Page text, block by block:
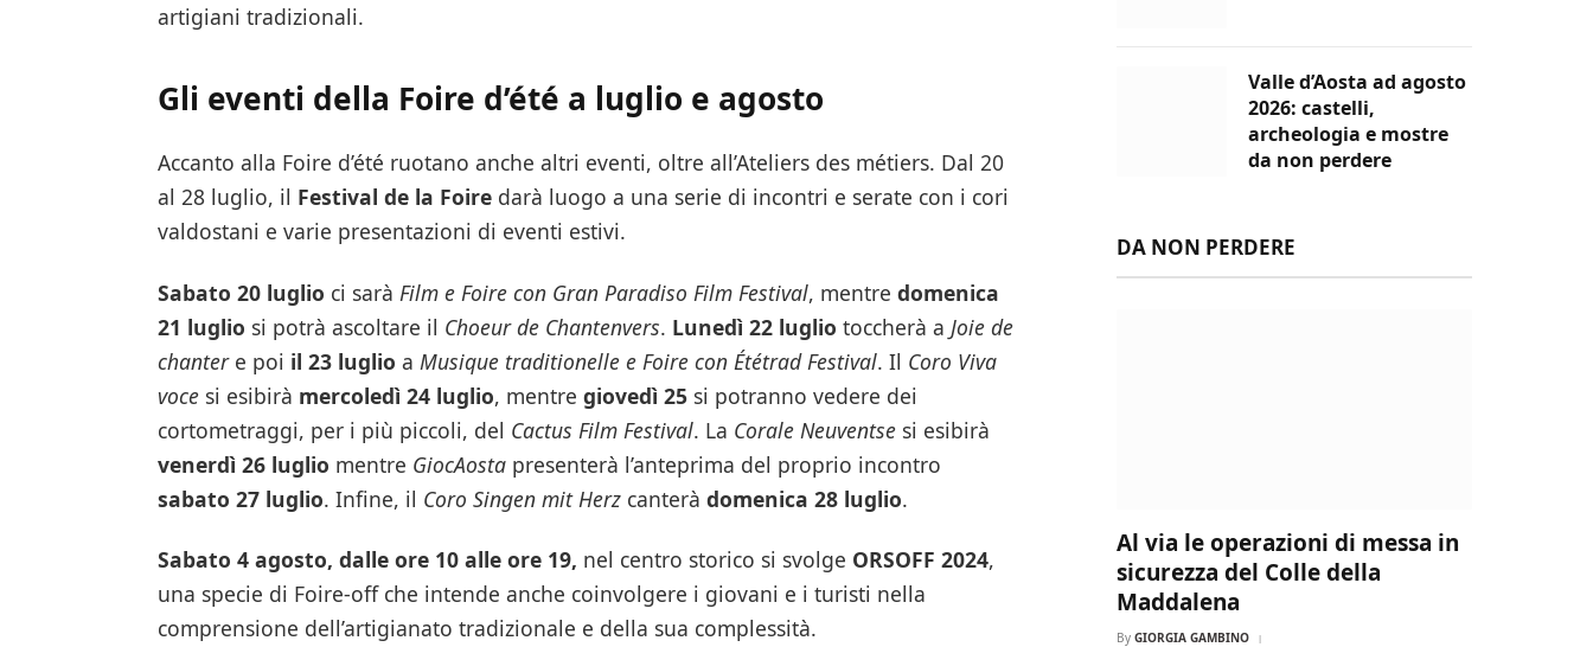
artigiani tradizionali.
Gli eventi della Foire d’été a luglio e agosto
Accanto alla Foire d’été ruotano anche altri eventi, oltre all’Ateliers des métiers. Dal 20
al 28 luglio, il Festival de la Foiredarà luogo a una serie di incontri e serate con i cori
valdostani e varie presentazioni di eventi estivi.
Sabato 20 luglio ci sarà Film e Foire con Gran Paradiso Film Festival, mentre domenica
21 luglio si potrà ascoltare il Choeur de Chantenvers. Lunedì 22 luglio toccherà a Joie de
chantere poi il 23 luglio a Musique traditionelle e Foire con Ététrad Festival. Il Coro Viva
vocesi esibirà mercoledì 24 luglio, mentre giovedì 25 si potranno vedere dei
cortometraggi, per i più piccoli, del Cactus Film Festival. La Corale Neuventsesi esibirà
venerdì 26 luglio mentre GiocAostapresenterà l’anteprima del proprio incontro
sabato 27 luglio. Infine, il Coro Singen mit Herzcanterà domenica 28 luglio.
Sabato 4 agosto, dalle ore 10 alle ore 19, nel centro storico si svolge ORSOFF 2024,
una specie di Foire-off che intende anche coinvolgere i giovani e i turisti nella
comprensione dell’artigianato tradizionale e della sua complessità.
Valle d’Aosta ad agosto
2026: castelli,
archeologia e mostre
da non perdere
DA NON PERDERE
Al via le operazioni di messa in
sicurezza del Colle della
Maddalena
By GIORGIA GAMBINO